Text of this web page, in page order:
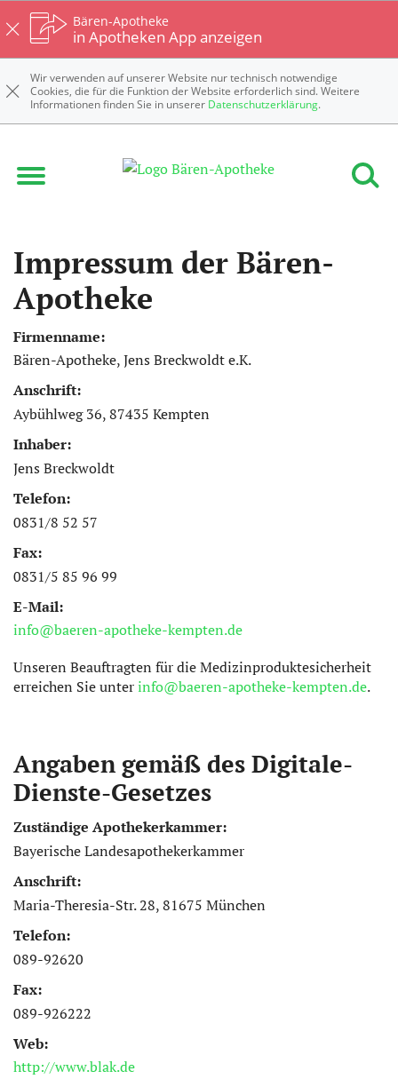
Bären-Apotheke
in Apotheken App anzeigen
Wir verwenden auf unserer Website nur technisch notwendige
Cookies, die für die Funktion der Website erforderlich sind. Weitere
Informationen finden Sie in unserer Datenschutzerklärung.
Impressum der Bären-
Apotheke
Firmenname:
Bären-Apotheke, Jens Breckwoldt e.K.
Anschrift:
Aybühlweg 36, 87435 Kempten
Inhaber:
Jens Breckwoldt
Telefon:
0831/8 52 57
Fax:
0831/5 85 96 99
E-Mail:
info@baeren-apotheke-kempten.de
Unseren Beauftragten für die Medizinproduktesicherheit
erreichen Sie unterinfo@baeren-apotheke-kempten.de.
Angaben gemäß des Digitale-
Dienste-Gesetzes
Zuständige Apothekerkammer:
Bayerische Landesapothekerkammer
Anschrift:
Maria-Theresia-Str. 28, 81675 München
Telefon:
089-92620
Fax:
089-926222
Web:
http://www.blak.de